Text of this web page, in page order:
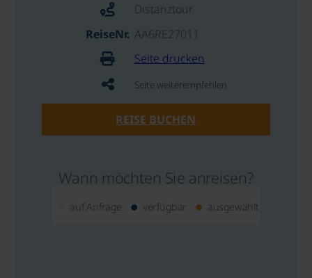
Distanztour
ReiseNr. AA6RE27011
Seite drucken
Seite weiterempfehlen
REISE BUCHEN
Wann möchten Sie anreisen?
auf Anfrage verfügbar ausgewählt